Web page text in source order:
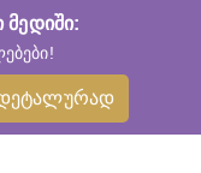
მედიში: